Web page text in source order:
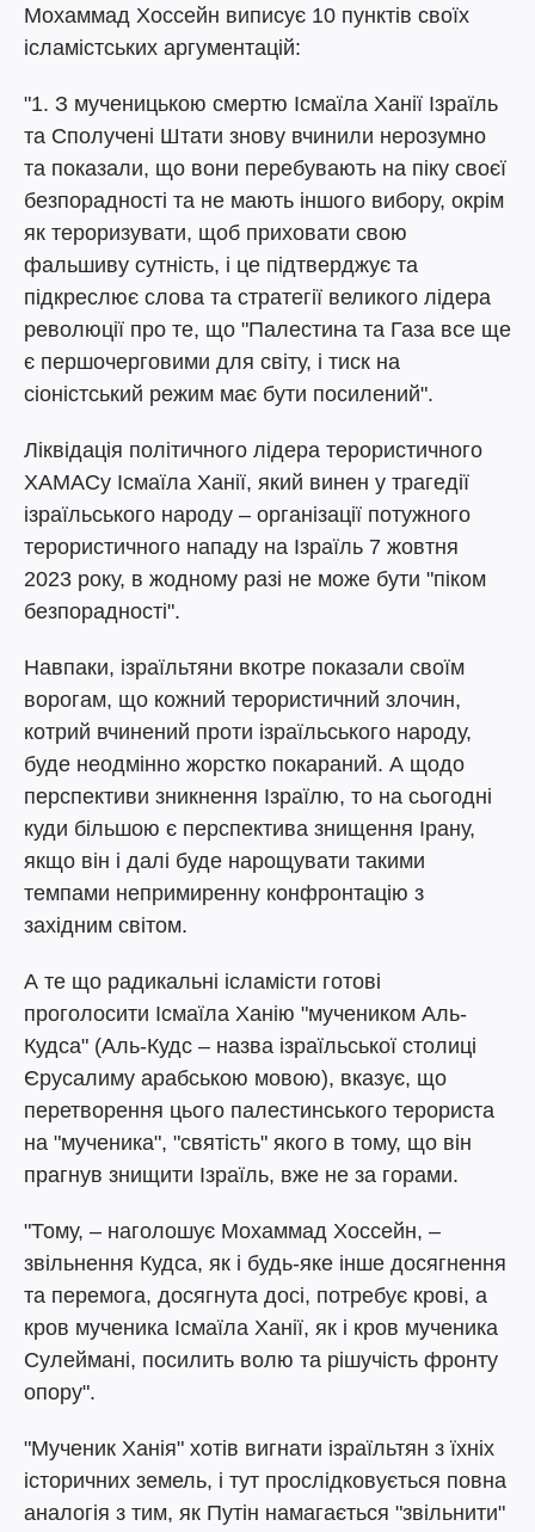
Мохаммад Хоссейн виписує 10 пунктів своїх
ісламістських аргументацій:
"1. З мученицькою смертю Ісмаїла Ханії Ізраїль
та Сполучені Штати знову вчинили нерозумно
та показали, що вони перебувають на піку своєї
безпорадності та не мають іншого вибору, окрім
як тероризувати, щоб приховати свою
фальшиву сутність, і це підтверджує та
підкреслює слова та стратегії великого лідера
революції про те, що "Палестина та Газа все ще
є першочерговими для світу, і тиск на
сіоністський режим має бути посилений".
Ліквідація політичного лідера терористичного
ХАМАСу Ісмаїла Ханії, який винен у трагедії
ізраїльського народу – організації потужного
терористичного нападу на Ізраїль 7 жовтня
2023 року, в жодному разі не може бути "піком
безпорадності".
Навпаки, ізраїльтяни вкотре показали своїм
ворогам, що кожний терористичний злочин,
котрий вчинений проти ізраїльського народу,
буде неодмінно жорстко покараний. А щодо
перспективи зникнення Ізраїлю, то на сьогодні
куди більшою є перспектива знищення Ірану,
якщо він і далі буде нарощувати такими
темпами непримиренну конфронтацію з
західним світом.
А те що радикальні ісламісти готові
проголосити Ісмаїла Ханію "мучеником Аль-
Кудса" (Аль-Кудс – назва ізраїльської столиці
Єрусалиму арабською мовою), вказує, що
перетворення цього палестинського терориста
на "мученика", "святість" якого в тому, що він
прагнув знищити Ізраїль, вже не за горами.
"Тому, – наголошує Мохаммад Хоссейн, –
звільнення Кудса, як і будь-яке інше досягнення
та перемога, досягнута досі, потребує крові, а
кров мученика Ісмаїла Ханії, як і кров мученика
Сулеймані, посилить волю та рішучість фронту
опору".
"Мученик Ханія" хотів вигнати ізраїльтян з їхніх
історичних земель, і тут прослідковується повна
аналогія з тим, як Путін намагається "звільнити"